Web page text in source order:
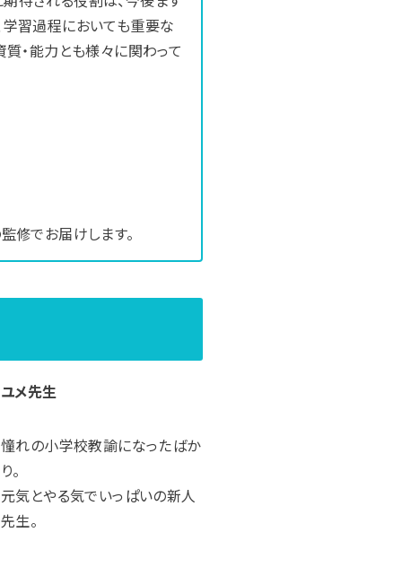
学習過程においても重要な
質・能力とも様々に関わって
修でお届けします。
ユメ先生
憧れの小学校教諭になったばか
り。
元気とやる気でいっぱいの新人
先生。